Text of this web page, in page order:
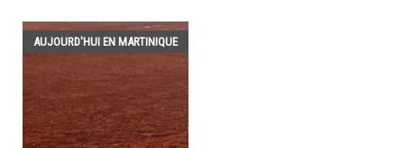
AUJOURD'HUI EN MARTINIQUE